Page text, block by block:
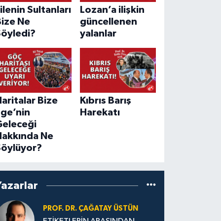
Sultanları
Ne
Lozan’a ilişkin
güncellenen
yalanlar
Bize
Ne
Kıbrıs Barış
Harekatı
PROF. DR. ÇAĞATAY ÜSTÜN